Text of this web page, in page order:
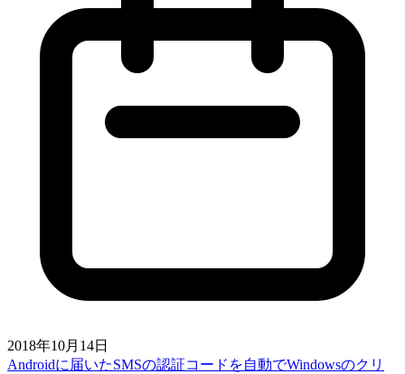
2018年10月14日
Androidに届いたSMSの認証コードを自動でWindowsのクリ